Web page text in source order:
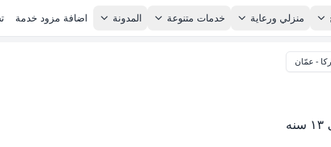
منزلي ورعاية خدمات متنوعة المدونة اضافة مزود خدمة
- عمّان